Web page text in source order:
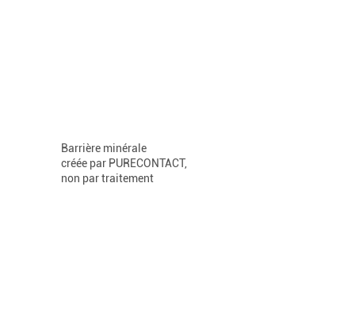
Barrière minérale
créée par PURECONTACT,
non par traitement